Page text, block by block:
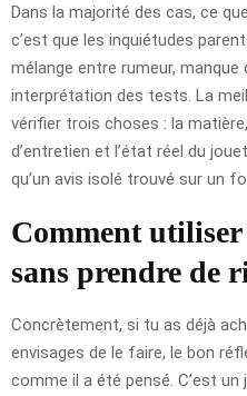
Dans la majorité des cas, ce
c’est que les inquiétudes
mélange entre rumeur,
interprétation des tests. La
vérifier trois choses : la
d’entretien et l’état réel du
qu’un avis isolé trouvé sur un
Comment
sans prendre de
Concrètement, si tu as déjà
envisages de le faire, le bon
comme il a été pensé. C’est